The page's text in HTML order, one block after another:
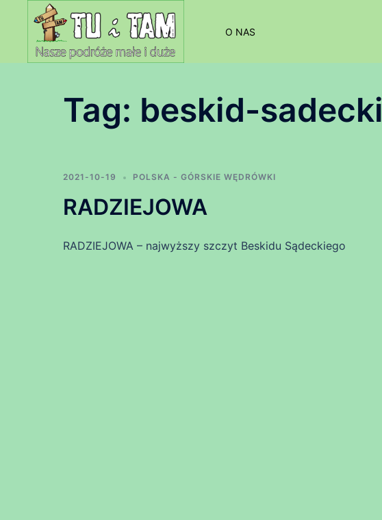
O NAS
Tag: beskid-sadecki
2021-10-19 POLSKA - GÓRSKIE WĘDRÓWKI
RADZIEJOWA
RADZIEJOWA – najwyższy szczyt Beskidu Sądeckiego